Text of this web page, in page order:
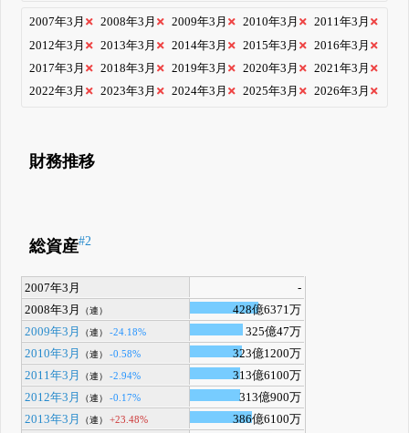
2007年3月 2008年3月 2009年3月 2010年3月
2011年3月
2012年3月
2013年3月 2014年3月 2015年3月
2016年3月
2017年3月
2018年3月 2019年3月 2020年3月
2021年3月
2022年3月
2023年3月 2024年3月 2025年3月 2026年3月
財務推移
総資産#2
2007年3月
-
2008年3月
（連）
428億6371万
2009年3月
（連） -24.18%
325億47万
2010年3月
（連） -0.58%
323億1200万
2011年3月
（連） -2.94%
313億6100万
2012年3月
（連） -0.17%
313億900万
2013年3月
（連） +23.48%
386億6100万